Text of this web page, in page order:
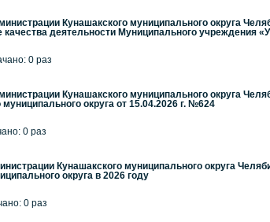
Кунашакского муниципального округа
качества деятельности Муниципального учреждения
0 раз
Кунашакского муниципального округа
округа от 15.04.2026 г. №624
0 раз
Кунашакского муниципального округа
округа в 2026 году
0 раз